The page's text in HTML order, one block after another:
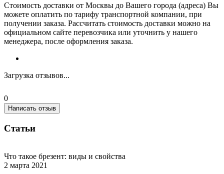
Стоимость доставки от Москвы до Вашего города (адреса) Вы
можете оплатить по тарифу транспортной компании, при
получении заказа. Рассчитать стоимость доставки можно на
официальном сайте перевозчика или уточнить у нашего
менеджера, после оформления заказа.
Загрузка отзывов...
0
Написать отзыв
Статьи
Что такое брезент: виды и свойства
2 марта 2021